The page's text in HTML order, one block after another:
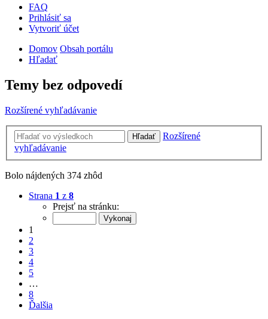
FAQ
Prihlásiť sa
Vytvoriť účet
Domov Obsah portálu
Hľadať
Temy bez odpovedí
Rozšírené vyhľadávanie
Hľadať
Rozšírené
vyhľadávanie
Bolo nájdených 374 zhôd
Strana 1 z 8
Prejsť na stránku:
1
2
3
4
5
…
8
Ďalšia